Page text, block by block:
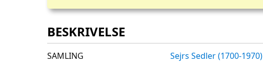
BESKRIVELSE
SAMLING Sejrs Sedler (1700-1970)